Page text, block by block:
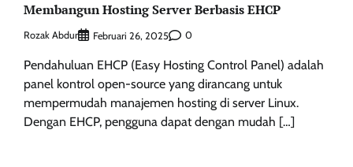
Membangun Hosting Server Berbasis EHCP
Rozak Abdur Februari 26, 2025 0
Pendahuluan EHCP (Easy Hosting Control Panel) adalah
panel kontrol open-source yang dirancang untuk
mempermudah manajemen hosting di server Linux.
Dengan EHCP, pengguna dapat dengan mudah […]